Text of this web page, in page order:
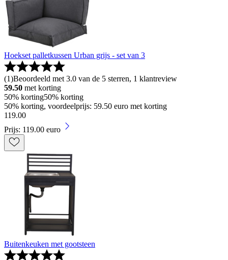
Hoekset palletkussen Urban grijs - set van 3
(1)Beoordeeld met 3.0 van de 5 sterren, 1 klantreview
59.50 met korting
50% korting50% korting
50% korting, voordeelprijs: 59.50 euro met korting
119.00
Prijs: 119.00 euro
Buitenkeuken met gootsteen